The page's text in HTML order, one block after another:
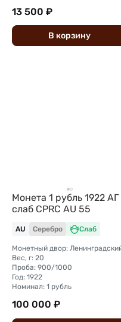
13 500 ₽
В корзину
Монета 1 рубль 1922 АГ
слаб CPRC AU 55
AU Серебро Слаб
Вес, г: 20
Проба: 900/1000
Год: 1922
Номинал: 1 рубль
100 000 ₽